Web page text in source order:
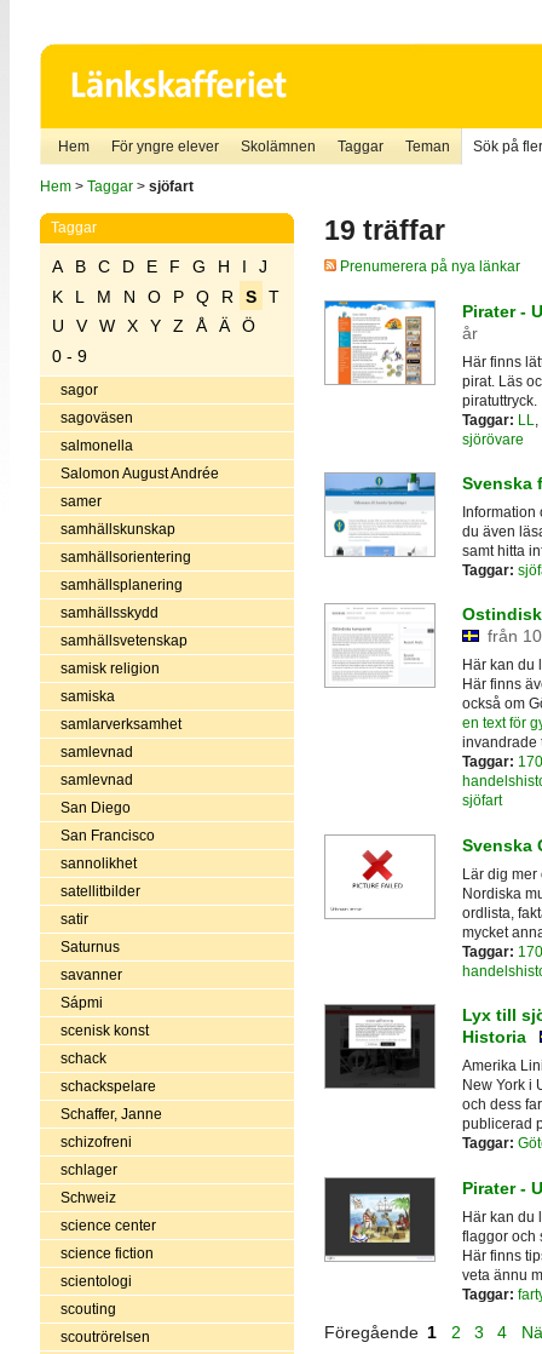
Hem För yngre elever Skolämnen Taggar Teman Sök på
Hem> Taggar> sjöfart
Taggar
A B C D E F G H I
J
K
L M N O P Q R S
T
U
V W X Y Z Å Ä
Ö
0 - 9
sagor
sagoväsen
salmonella
Salomon August Andrée
samer
samhällskunskap
samhällsorientering
samhällsplanering
samhällsskydd
samhällsvetenskap
samisk religion
samiska
samlarverksamhet
samlevnad
samlevnad
San Diego
San Francisco
sannolikhet
satellitbilder
satir
Saturnus
savanner
Sápmi
scenisk konst
schack
schackspelare
Schaffer, Janne
schizofreni
schlager
Schweiz
science center
science fiction
scientologi
scouting
scoutrörelsen
19 träffar
Prenumerera på nya länkar
Pirater -
år
Här finns
pirat. Läs
piratuttryck.
Taggar: LL
sjörövare
Svenska
du även
samt hitta
Taggar:
från
Här kan du
Här finns
också om
en text för
invandrade
Taggar:
sjöfart
Svenska
Lär dig mer
Nordiska
ordlista,
mycket
Taggar:
Lyx till
Historia
Amerika
New York i
och dess
publicerad
Taggar:
Pirater -
Här kan du
flaggor och
Här finns
veta ännu
Taggar:
Föregående 1 2 3 4